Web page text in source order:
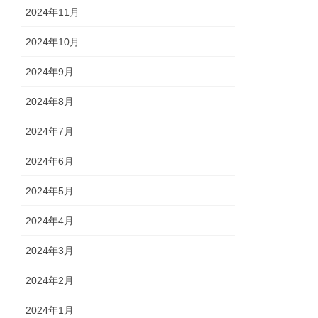
2024年11月
2024年10月
2024年9月
2024年8月
2024年7月
2024年6月
2024年5月
2024年4月
2024年3月
2024年2月
2024年1月